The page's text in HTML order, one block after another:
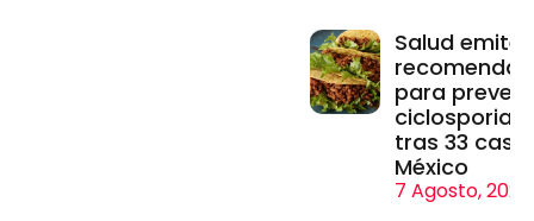
Salud emite
para
tras 33
México
7 Agosto, 2026